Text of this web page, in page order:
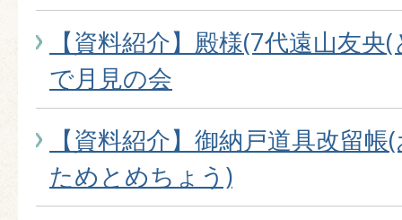
【資料紹介】殿様(7代遠山友
で月見の会
【資料紹介】御納戸道具改留
ためとめちょう)